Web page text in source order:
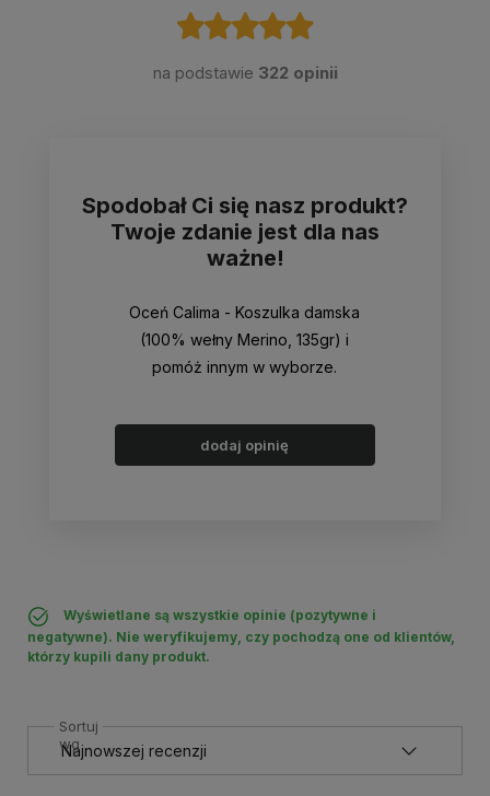
na podstawie 322 opinii
Spodobał Ci się nasz produkt?
Twoje zdanie jest dla nas
ważne!
Oceń Calima - Koszulka damska
(100% wełny Merino, 135gr) i
pomóż innym w wyborze.
dodaj opinię
Wyświetlane są wszystkie opinie (pozytywne i
negatywne). Nie weryfikujemy, czy pochodzą one od klientów,
którzy kupili dany produkt.
Sortuj
wg